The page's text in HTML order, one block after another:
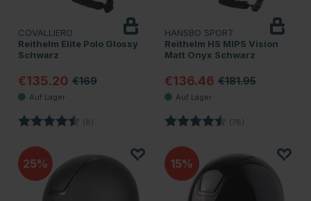
COVALLIERO
Reithelm Elite Polo Glossy
Schwarz
€135.20 €169
Bewertung: (8)
HANSBO SPORT
Reithelm HS MIPS Vision
Matt Onyx Schwarz
€136.46 €181.95
Bewertung: (78)
25 15